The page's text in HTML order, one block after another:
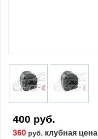
400 руб.
360 руб. клубная цена